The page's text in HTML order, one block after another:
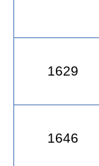
1629
1646